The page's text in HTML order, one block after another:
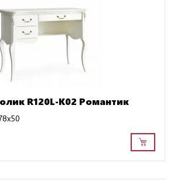
R120L-K02 Романтик